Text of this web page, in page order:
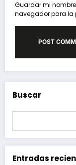
Buscar
Entradas
Guardar mi
navegador para la